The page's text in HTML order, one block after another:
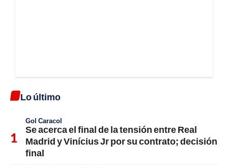
Lo último
Gol Caracol
Se acerca el final de la tensión entre Real
Madrid y Vinícius Jr por su contrato; decisión
final